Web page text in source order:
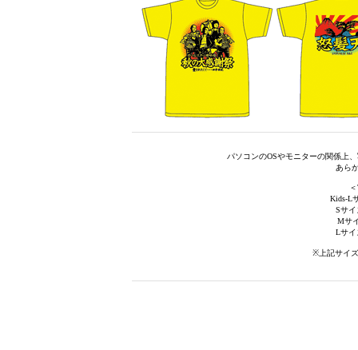
パソコンのOSやモニターの関係上
あら
Kids-L
Sサ
Mサ
Lサイ
※上記サイ